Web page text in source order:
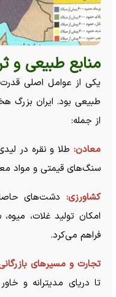
منابع طبیعی و
یکی از عوامل اصلی
طبیعی بود. ایران بزرگ
از جمله:
معادن: طلا و نقره در
سنگ‌های قیمتی و مواد
کشاورزی: دشت‌های
امکان تولید غلات،
فراهم می‌کرد.
تجارت و مسیر‌های
تا دریای مدیترانه و